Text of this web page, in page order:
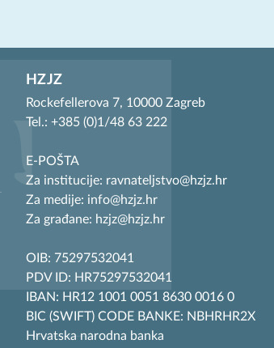
HZJZ
Rockefellerova 7, 10000 Zagreb
Tel.: +385 (0)1/48 63 222
E-POŠTA
Za institucije: ravnateljstvo@hzjz.hr
Za medije: info@hzjz.hr
Za građane: hzjz@hzjz.hr
OIB: 75297532041
PDV ID: HR75297532041
IBAN: HR12 1001 0051 8630 0016 0
BIC (SWIFT) CODE BANKE: NBHRHR2X
Hrvatska narodna banka